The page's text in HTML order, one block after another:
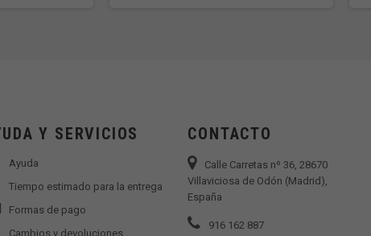
Y SERVICIOS
Ayuda
Tiempo estimado para la entrega
Formas de pago
Cambios y devoluciones
CONTACTO
Calle Carretas nº 36, 28670
Villaviciosa de Odón (Madrid),
España
916 162 887